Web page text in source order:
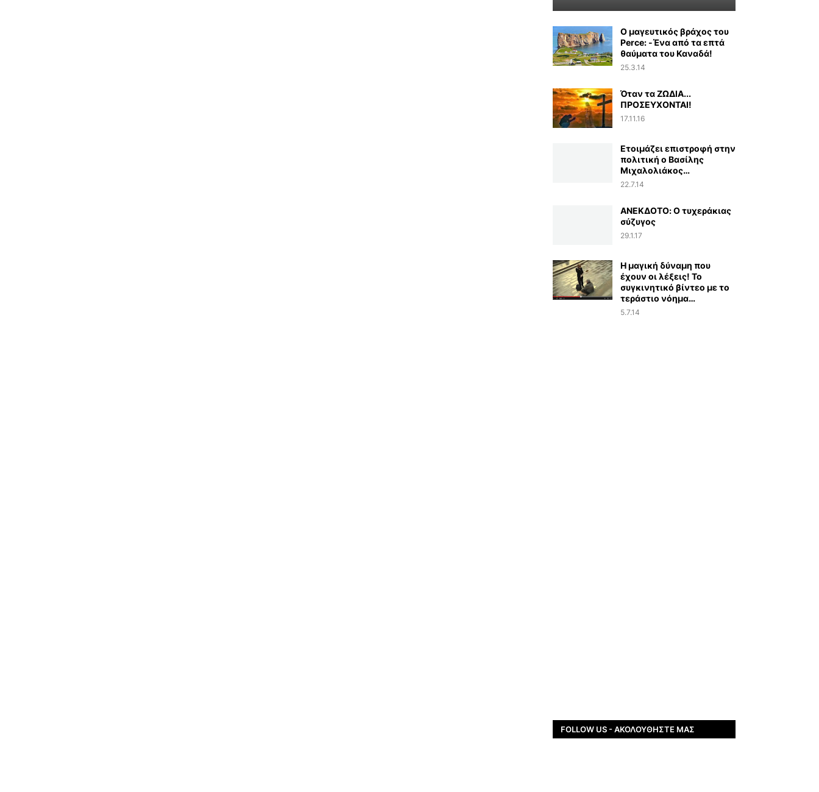
Ο μαγευτικός βράχος του
Perce: -Ένα από τα επτά
θαύματα του Καναδά!
25.3.14
Όταν τα ΖΩΔΙΑ...
ΠΡΟΣΕΥΧΟΝΤΑΙ!
17.11.16
Ετοιμάζει επιστροφή στην
πολιτική ο Βασίλης
Μιχαλολιάκος…
22.7.14
ΑΝΕΚΔΟΤΟ: Ο τυχεράκιας
σύζυγος
29.1.17
Η μαγική δύναμη που
έχουν οι λέξεις! Το
συγκινητικό βίντεο με το
τεράστιο νόημα…
5.7.14
FOLLOW US - ΑΚΟΛΟΥΘΉΣΤΕ ΜΑΣ